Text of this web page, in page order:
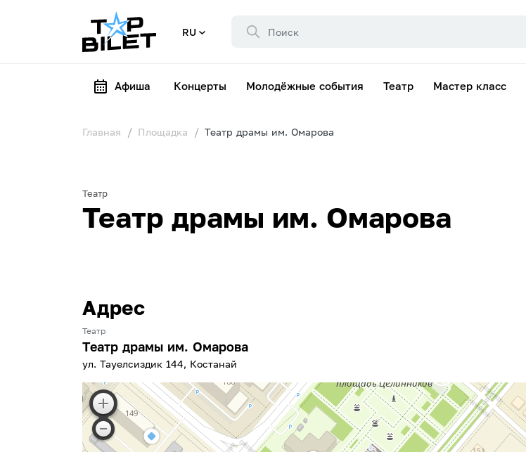
RU
Афиша Концерты Молодёжные события Театр Мастер класс
Главная Площадка Театр драмы им. Омарова
Театр
Театр драмы им. Омарова
Адрес
Театр
Театр драмы им. Омарова
ул. Тауелсиздик 144, Костанай